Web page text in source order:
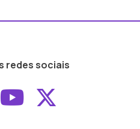
redes sociais
ao ao
Aceder ao